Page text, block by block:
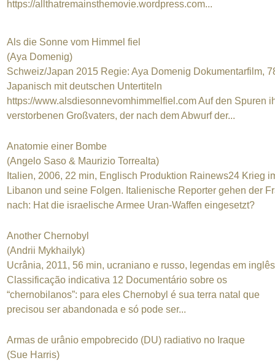
https://allthatremainsthemovie.wordpress.com...
Als die Sonne vom Himmel fiel
(Aya Domenig)
Schweiz/Japan 2015 Regie: Aya Domenig Dokumentarfilm,
Japanisch mit deutschen Untertiteln
https://www.alsdiesonnevomhimmelfiel.com Auf den Spuren
verstorbenen Großvaters, der nach dem Abwurf der...
Anatomie einer Bombe
(Angelo Saso & Maurizio Torrealta)
Italien, 2006, 22 min, Englisch Produktion Rainews24 Krieg
Libanon und seine Folgen. Italienische Reporter gehen der
nach: Hat die israelische Armee Uran-Waffen eingesetzt?
Another Chernobyl
(Andrii Mykhailyk)
Ucrânia, 2011, 56 min, ucraniano e russo, legendas em inglês
Classificação indicativa 12 Documentário sobre os
“chernobilanos”: para eles Chernobyl é sua terra natal que
precisou ser abandonada e só pode ser...
Armas de urânio empobrecido (DU) radiativo no Iraque
(Sue Harris)